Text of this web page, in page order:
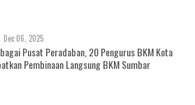
Dec 06, 2025
Pusat Peradaban, 20 Pengurus BKM Kota
Pembinaan Langsung BKM Sumbar